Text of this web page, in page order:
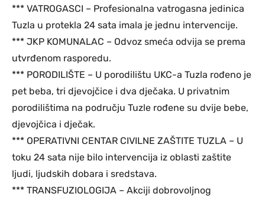
*** VATROGASCI – Profesionalna vatrogasna jedinica
Tuzla u protekla 24 sata imala je jednu intervencije.
*** JKP KOMUNALAC – Odvoz smeća odvija se prema
utvrđenom rasporedu.
*** PORODILIŠTE – U porodilištu UKC-a Tuzla rođeno je
pet beba, tri djevojčice i dva dječaka. U privatnim
porodilištima na području Tuzle rođene su dvije bebe,
djevojčica i dječak.
*** OPERATIVNI CENTAR CIVILNE ZAŠTITE TUZLA – U
toku 24 sata nije bilo intervencija iz oblasti zaštite
ljudi, ljudskih dobara i sredstava.
*** TRANSFUZIOLOGIJA – Akciji dobrovoljnog